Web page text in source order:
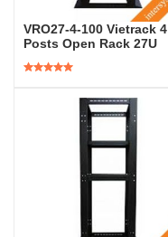
VRO27-4-100 Vietrack 4
Posts Open Rack 27U
5